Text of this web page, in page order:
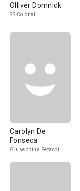
Olliver Domnick
SS Colonel
Carolyn De
Fonseca
Giuseppina Petacci